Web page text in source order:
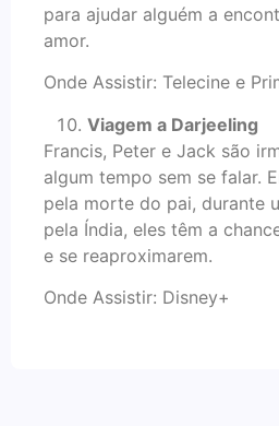
para ajudar alguém a
amor.
Onde Assistir: Telecine e
Viagem a Darjeeling
Francis, Peter e Jack são
algum tempo sem se falar.
pela morte do pai, durante
pela Índia, eles têm a
e se reaproximarem.
Onde Assistir: Disney+